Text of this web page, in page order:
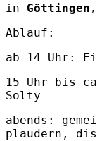
in
Ablauf:
ab 14 Uhr:
15 Uhr bis
Solty
abends:
plaudern,